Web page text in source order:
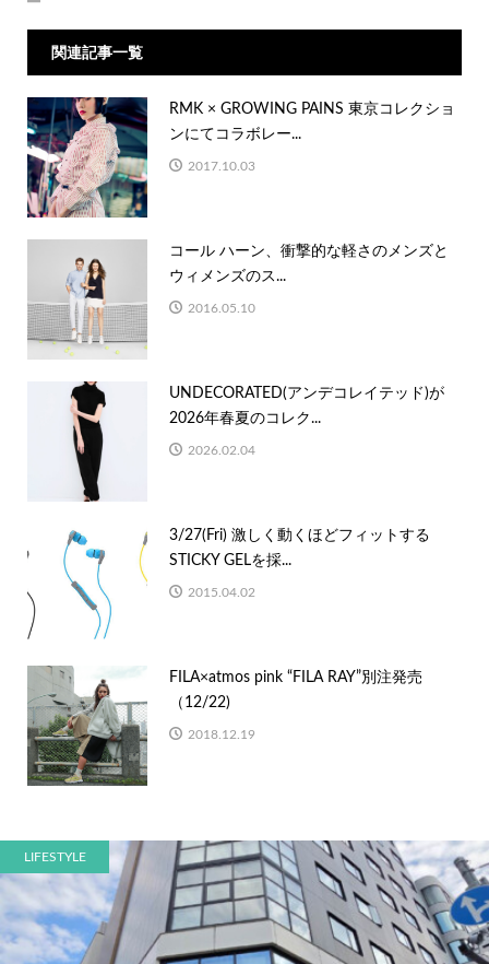
関連記事一覧
RMK × GROWING PAINS 東京コレクショ
ンにてコラボレー...
2017.10.03
コール ハーン、衝撃的な軽さのメンズと
ウィメンズのス...
2016.05.10
UNDECORATED(アンデコレイテッド)が
2026年春夏のコレク...
2026.02.04
3/27(Fri) 激しく動くほどフィットする
STICKY GELを採...
2015.04.02
FILA×atmos pink “FILA RAY”別注発売
（12/22)
2018.12.19
LIFESTYLE